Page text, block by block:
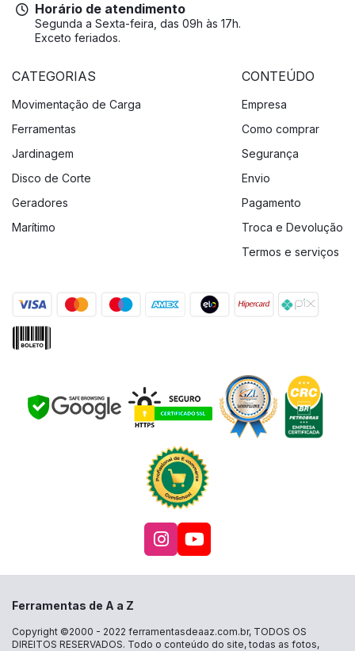
Horário de atendimento
Segunda a Sexta-feira, das 09h às 17h.
Exceto feriados.
CATEGORIAS
Movimentação de Carga
Ferramentas
Jardinagem
Disco de Corte
Geradores
Marítimo
CONTEÚDO
Empresa
Como comprar
Segurança
Envio
Pagamento
Troca e Devolução
Termos e serviços
Acesse nosso
Acesse nosso
Ferramentas de A a Z
Copyright ©2000 - 2022 ferramentasdeaaz.com.br, TODOS OS
DIREITOS RESERVADOS. Todo o conteúdo do site, todas as fotos,